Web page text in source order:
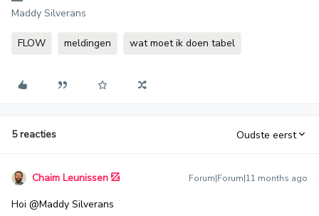
Maddy Silverans
FLOW meldingen wat moet ik doen tabel
5 reacties Oudste eerst
Chaim Leunissen Forum|Forum|11 months ago
Hoi ​ @Maddy Silverans